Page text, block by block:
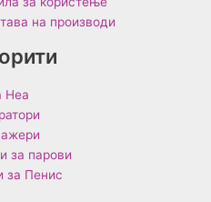
на производи
Неа
за парови
за Пенис